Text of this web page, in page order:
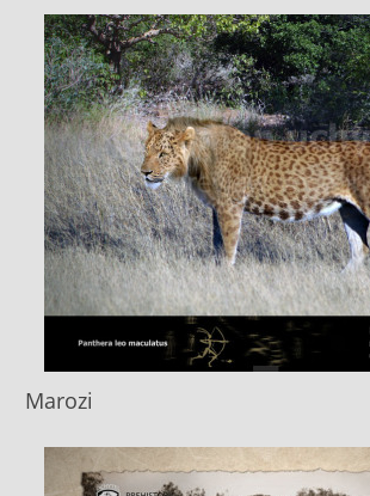
Marozi